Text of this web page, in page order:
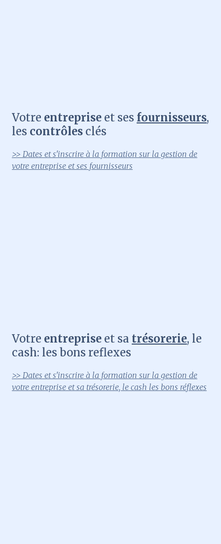
Votre entreprise et ses fournisseurs,
les contrôles clés
>> Dates et s'inscrire à la formation sur la gestion de
votre entreprise et ses fournisseurs
Votre entreprise et sa trésorerie, le
cash: les bons reflexes
>> Dates et s'inscrire à la formation sur la gestion de
votre entreprise et sa trésorerie, le cash les bons réflexes